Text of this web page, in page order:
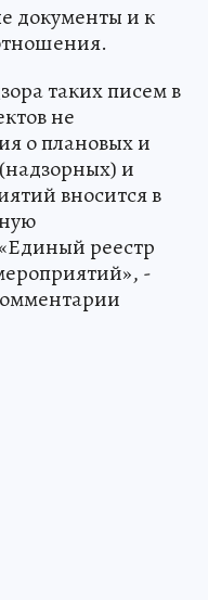
документы и к
таких писем в
не
о плановых и
и
вносится в
реестр
-